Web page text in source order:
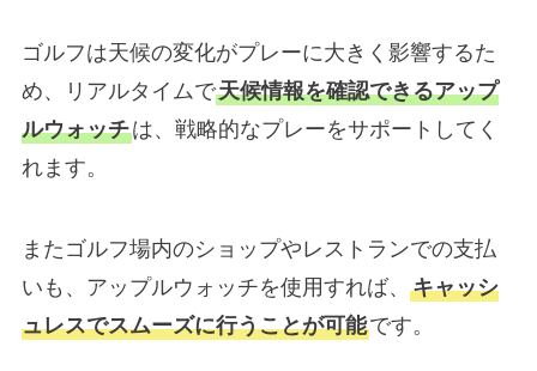
ゴルフは天候の変化がプレーに大きく影響するた
め、リアルタイムで天候情報を確認できるアップ
ルウォッチは、戦略的なプレーをサポートしてく
れます。
またゴルフ場内のショップやレストランでの支払
いも、アップルウォッチを使用すれば、 キャッシ
ュレスでスムーズに行うことが可能です。